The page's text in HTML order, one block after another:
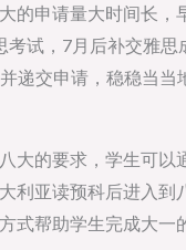
的申请量大时间长
试，7月后补交雅
递交申请，稳稳当
大的要求，学生可以
利亚读预科后进入
式帮助学生完成大